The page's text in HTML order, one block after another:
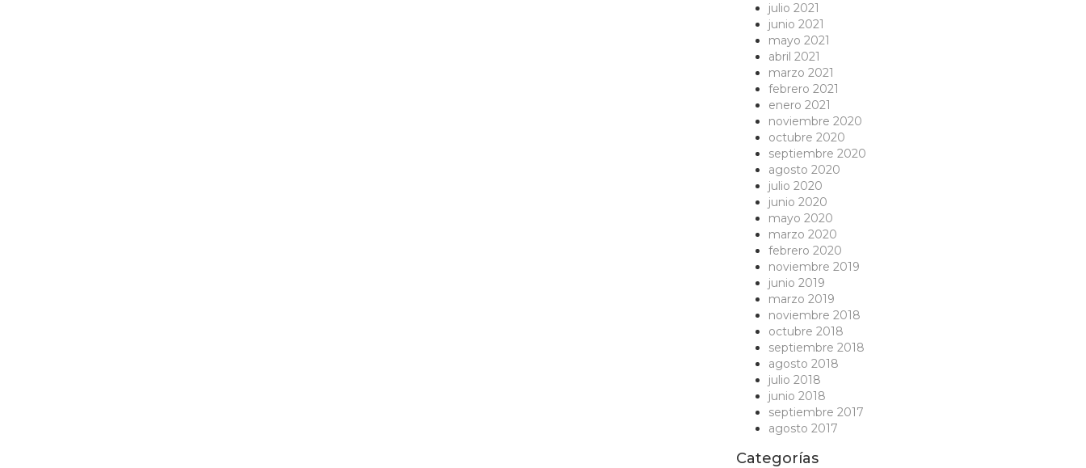
julio 2021
junio 2021
mayo 2021
abril 2021
marzo 2021
febrero 2021
enero 2021
noviembre 2020
octubre 2020
septiembre 2020
agosto 2020
julio 2020
junio 2020
mayo 2020
marzo 2020
febrero 2020
noviembre 2019
junio 2019
marzo 2019
noviembre 2018
octubre 2018
septiembre 2018
agosto 2018
julio 2018
junio 2018
septiembre 2017
agosto 2017
Categorías